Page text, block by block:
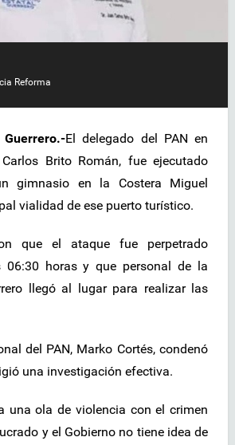
Reforma
Guerrero.-El delegado del PAN en
Brito Román, fue ejecutado
gimnasio en la Costera Miguel
vialidad de ese puerto turístico.
que el ataque fue perpetrado
06:30 horas y que personal de la
llegó al lugar para realizar las
del PAN, Marko Cortés, condenó
una investigación efectiva.
una ola de violencia con el crimen
y el Gobierno no tiene idea de